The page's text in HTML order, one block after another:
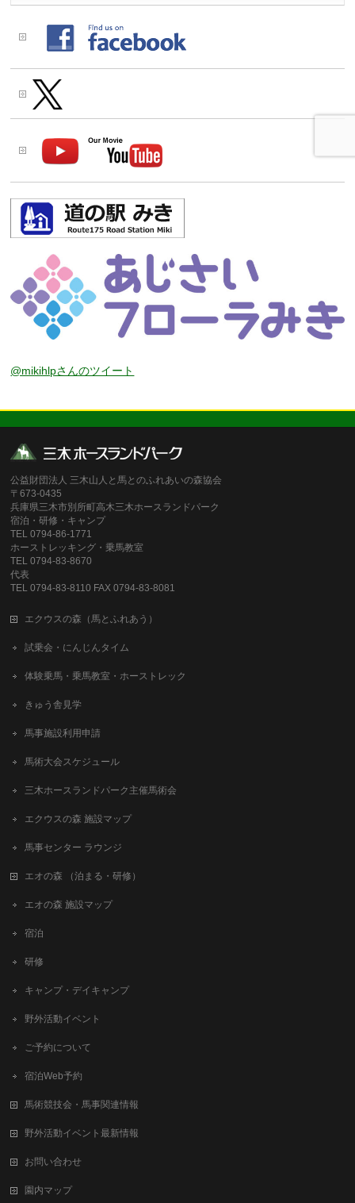
@mikihlpさんのツイート
公益財団法人 三木山人と馬とのふれあいの森協会
〒673-0435
兵庫県三木市別所町高木三木ホースランドパーク
宿泊・研修・キャンプ
TEL 0794-86-1771
ホーストレッキング・乗馬教室
TEL 0794-83-8670
代表
TEL 0794-83-8110 FAX 0794-83-8081
エクウスの森（馬とふれあう）
試乗会・にんじんタイム
体験乗馬・乗馬教室・ホーストレック
きゅう舎見学
馬事施設利用申請
馬術大会スケジュール
三木ホースランドパーク主催馬術会
エクウスの森 施設マップ
馬事センター ラウンジ
エオの森 （泊まる・研修）
エオの森 施設マップ
宿泊
研修
キャンプ・デイキャンプ
野外活動イベント
ご予約について
宿泊Web予約
馬術競技会・馬事関連情報
野外活動イベント最新情報
お問い合わせ
園内マップ